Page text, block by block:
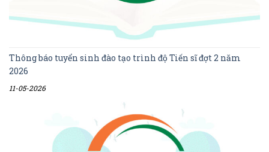
Thông báo tuyển sinh đào tạo trình độ Tiến sĩ đợt 2 năm
2026
11-05-2026